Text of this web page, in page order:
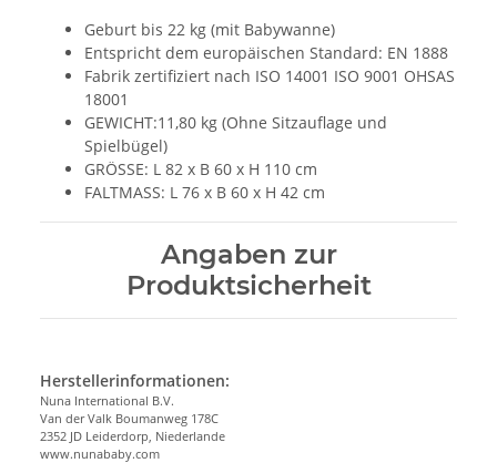
Geburt bis 22 kg (mit Babywanne)
Entspricht dem europäischen Standard: EN 1888
Fabrik zertifiziert nach ISO 14001 ISO 9001 OHSAS
18001
GEWICHT:11,80 kg (Ohne Sitzauflage und
Spielbügel)
GRÖSSE: L 82 x B 60 x H 110 cm
FALTMASS: L 76 x B 60 x H 42 cm
Angaben zur
Produktsicherheit
Herstellerinformationen:
Nuna International B.V.
Van der Valk Boumanweg 178C
2352 JD Leiderdorp, Niederlande
www.nunababy.com